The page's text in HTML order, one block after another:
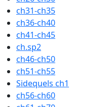
ch31-ch35
ch36-ch40
ch41-ch45
ch.sp2
ch46-ch50
ch51-ch55
Sidequels ch1
ch56-ch60